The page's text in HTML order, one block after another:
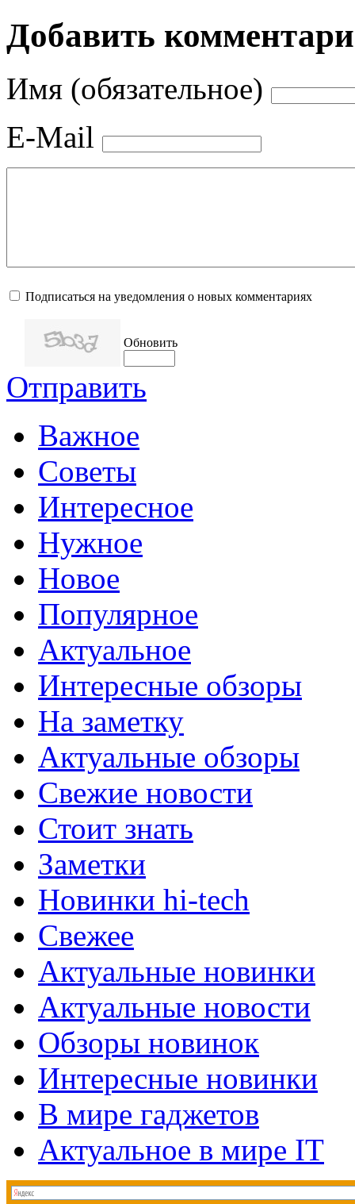
Добавить
Имя (обязательное)
E-Mail
Подписаться на уведомления о новых комментариях
Обновить
Отправить
Важное
Советы
Интересное
Нужное
Новое
Популярное
Актуальное
Интересные обзоры
На заметку
Актуальные обзоры
Свежие новости
Стоит знать
Заметки
Новинки hi-tech
Свежее
Актуальные новинки
Актуальные новости
Обзоры новинок
Интересные новинки
В мире гаджетов
Актуальное в мире IT